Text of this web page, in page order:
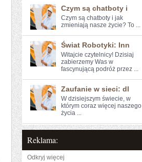
Czym są chatboty i
Czym są chatboty i ​jak
zmieniają nasze życie? To ...
Świat Robotyki: Inn
Witajcie czytelnicy! Dzisiaj
zabierzemy Was w
fascynującą ⁤podróż ​przez ...
Zaufanie w sieci: dl
W dzisiejszym świecie, w
którym coraz więcej naszego
życia ...
Reklama:
Odkryj więcej